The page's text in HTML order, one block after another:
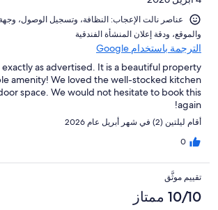
و⁦الموقع⁩، و⁦دقة إعلان المنشأة الفندقية⁩
الترجمة باستخدام Google
as advertised. It is a beautiful property
amenity! We loved the well-stocked kitchen
space. We would not hesitate to book this
again!
أقام ليلتين (2) في شهر أبريل عام 2026
0
تقييم موثَّق
10/10 ممتاز